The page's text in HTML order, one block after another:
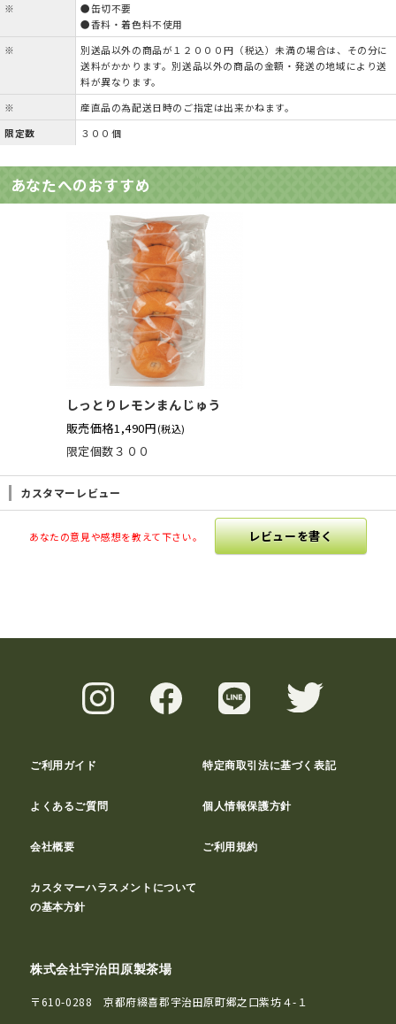
※
●缶切不要
●香料・着色料不使用
※
別送品以外の商品が１２０００円（税込）未満の場合は、その分に
送料がかかります。別送品以外の商品の金額・発送の地域により送
料が異なります。
※
産直品の為配送日時のご指定は出来かねます。
限定数
３００個
あなたへのおすすめ
しっとりレモンまんじゅう
販売価格1,490円(税込)
限定個数３００
カスタマーレビュー
あなたの意見や感想を教えて下さい。 レビューを書く
ご利用ガイド 特定商取引法に基づく表記
よくあるご質問 個人情報保護方針
会社概要 ご利用規約
カスタマーハラスメントについて
の基本方針
株式会社宇治田原製茶場
〒610-0288 京都府綴喜郡宇治田原町郷之口紫坊４-１